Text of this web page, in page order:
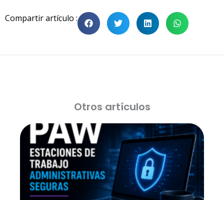
Compartir artículo :
Otros artículos